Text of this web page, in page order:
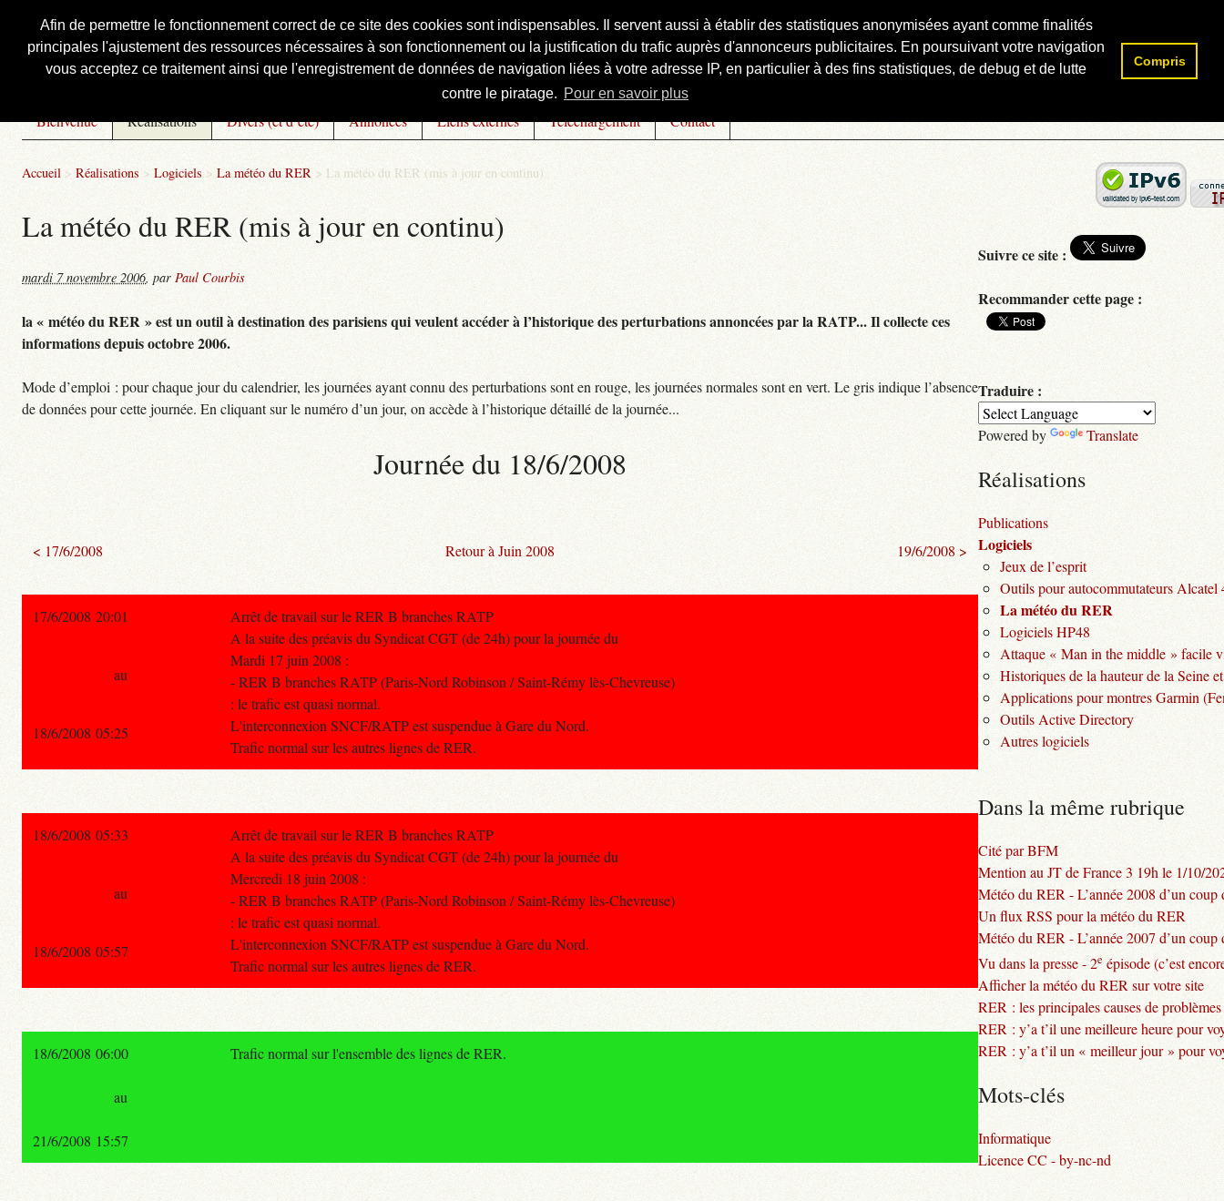
Afin de permettre le fonctionnement correct de ce site des cookies sont indispensables. Il servent aussi à établir des statistiques anonymisées ayant comme finalités
principales l'ajustement des ressources nécessaires à son fonctionnement ou la justification du trafic auprès d'annonceurs publicitaires. En poursuivant votre navigation
vous acceptez ce traitement ainsi que l'enregistrement de données de navigation liées à votre adresse IP, en particulier à des fins statistiques, de debug et de lutte
contre le piratage. Pour en savoir plus
Compris
Courbis, « LE » Blog Officiel
Bienvenue Réalisations Divers (et d’été) Annonces Liens externes Téléchargement Contact
Accueil > Réalisations > Logiciels > La météo du RER > La météo du RER (mis à jour en continu)
La météo du RER (mis à jour en continu)
mardi 7 novembre 2006, par Paul Courbis
la « météo du RER » est un outil à destination des parisiens qui veulent accéder à l’historique des perturbations annoncées par la RATP... Il collecte ces
informations depuis octobre 2006.
Mode d’emploi : pour chaque jour du calendrier, les journées ayant connu des perturbations sont en rouge, les journées normales sont en vert. Le gris indique l’absence
de données pour cette journée. En cliquant sur le numéro d’un jour, on accède à l’historique détaillé de la journée...
Journée du 18/6/2008
< 17/6/2008 Retour à Juin 2008 19/6/2008 >
17/6/2008 20:01
Arrêt de travail sur le RER B branches RATP
A la suite des préavis du Syndicat CGT (de 24h) pour la journée du
Mardi 17 juin 2008 :
- RER B branches RATP (Paris-Nord Robinson / Saint-Rémy lès-Chevreuse)
: le trafic est quasi normal.
L'interconnexion SNCF/RATP est suspendue à Gare du Nord.
Trafic normal sur les autres lignes de RER.
au
18/6/2008 05:25
18/6/2008 05:33
Arrêt de travail sur le RER B branches RATP
A la suite des préavis du Syndicat CGT (de 24h) pour la journée du
Mercredi 18 juin 2008 :
- RER B branches RATP (Paris-Nord Robinson / Saint-Rémy lès-Chevreuse)
: le trafic est quasi normal.
L'interconnexion SNCF/RATP est suspendue à Gare du Nord.
Trafic normal sur les autres lignes de RER.
au
18/6/2008 05:57
18/6/2008 06:00 Trafic normal sur l'ensemble des lignes de RER.
au
21/6/2008 15:57
Rechercher :
Suivre ce site :
Recommander cette page :
Traduire :
Powered by Translate
Réalisations
Publications
Logiciels
Jeux de l’esprit
Outils pour autocommutateurs Alcatel
La météo du RER
Logiciels HP48
Attaque « Man in the middle » facile
Historiques de la hauteur de la Seine
Applications pour montres Garmin
Outils Active Directory
Autres logiciels
Dans la même rubrique
Cité par BFM
Mention au JT de France 3 19h le 1/10/
Météo du RER - L’année 2008 d’un coup
Un flux RSS pour la météo du RER
Météo du RER - L’année 2007 d’un coup
Vu dans la presse - 2e épisode (c’est
Afficher la météo du RER sur votre site
RER : les principales causes de problèmes
RER : y’a t’il une meilleure heure pour
RER : y’a t’il un « meilleur jour » pour
Mots-clés
Informatique
Licence CC - by-nc-nd